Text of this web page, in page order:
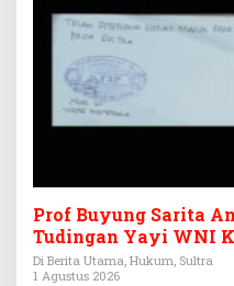
Prof Buyung Sarita
Tudingan Yayi WNI
Rp3,6 Miliar
Di Berita Utama, Hukum, Sultra
1 Agustus 2026